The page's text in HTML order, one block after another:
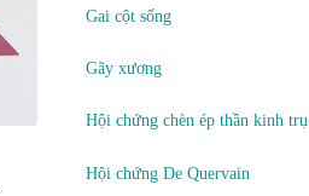
Gai cột sống
Gãy xương
Hội chứng chèn ép thần kinh trụ
Hội chứng De Quervain